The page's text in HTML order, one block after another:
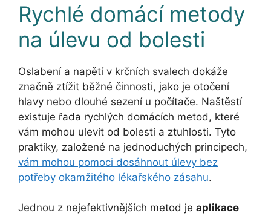
Rychlé domácí metody
na úlevu od bolesti
Oslabení a napětí v krčních svalech dokáže
značně ztížit běžné činnosti, jako je otočení
hlavy nebo dlouhé sezení u počítače. Naštěstí
existuje řada rychlých domácích metod, které
vám mohou ulevit od bolesti a ztuhlosti. Tyto
praktiky, založené na jednoduchých principech,
vám mohou pomoci dosáhnout úlevy bez
potřeby okamžitého lékařského zásahu.
Jednou z nejefektivnějších metod je aplikace